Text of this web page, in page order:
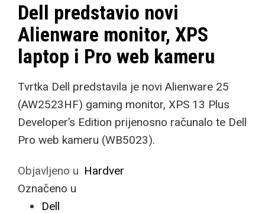
Dell predstavio novi
Alienware monitor, XPS
laptop i Pro web kameru
Tvrtka Dell predstavila je novi Alienware 25
(AW2523HF) gaming monitor, XPS 13 Plus
Developer’s Edition prijenosno računalo te Dell
Pro web kameru (WB5023).
Objavljeno u Hardver
Označeno u
Dell